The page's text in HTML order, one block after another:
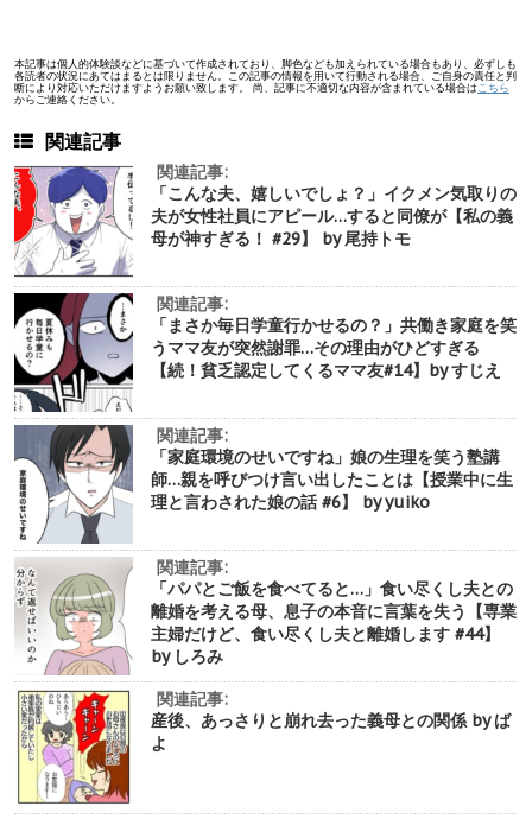
本記事は個人的体験談などに基づいて作成されており、脚色なども加えられている場合もあり、必ずしも
各読者の状況にあてはまるとは限りません。この記事の情報を用いて行動される場合、ご自身の責任と判
断により対応いただけますようお願い致します。 尚、記事に不適切な内容が含まれている場合は こちら
からご連絡ください。
関連記事
関連記事:
「こんな夫、嬉しいでしょ？」イクメン気取りの
夫が女性社員にアピール…すると同僚が【私の義
母が神すぎる！ #29】 by 尾持トモ
関連記事:
「まさか毎日学童行かせるの？」共働き家庭を笑
うママ友が突然謝罪…その理由がひどすぎる
【続！貧乏認定してくるママ友#14】by すじえ
関連記事:
「家庭環境のせいですね」娘の生理を笑う塾講
師…親を呼びつけ言い出したことは【授業中に生
理と言わされた娘の話 #6】 by yuiko
関連記事:
「パパとご飯を食べてると…」食い尽くし夫との
離婚を考える母、息子の本音に言葉を失う【専業
主婦だけど、食い尽くし夫と離婚します #44】
by しろみ
関連記事:
産後、あっさりと崩れ去った義母との関係 by ば
よ